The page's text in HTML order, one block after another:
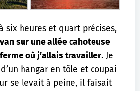
six heures et quart précises,
sur une allée cahoteuse
où j’allais travailler. Je
hangar en tôle et coupai
se levait à peine, il faisait